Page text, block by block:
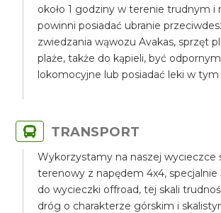
około 1 godziny w terenie trudnym i
powinni posiadać ubranie
zwiedzania wąwozu Avakas, sprzęt
plaże, także do kąpieli, być
lokomocyjne lub posiadać leki w
TRANSPORT
Wykorzystamy na naszej wycieczce
terenowy z napędem 4x4,
do wycieczki offroad, tej skali
dróg o charakterze górskim i